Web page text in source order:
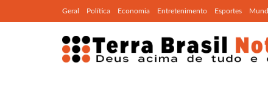
Geral Política Economia Entretenimento Esportes